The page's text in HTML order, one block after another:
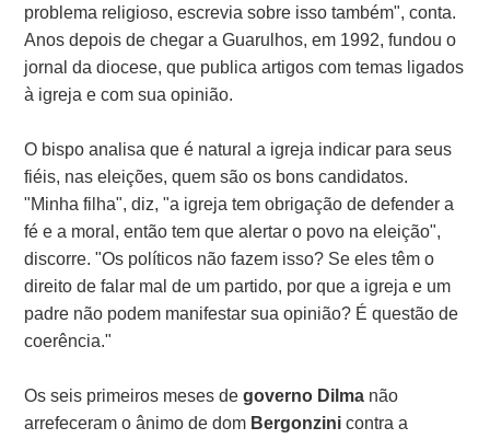
problema religioso, escrevia sobre isso também", conta.
Anos depois de chegar a Guarulhos, em 1992, fundou o
jornal da diocese, que publica artigos com temas ligados
à igreja e com sua opinião.
O bispo analisa que é natural a igreja indicar para seus
fiéis, nas eleições, quem são os bons candidatos.
"Minha filha", diz, "a igreja tem obrigação de defender a
fé e a moral, então tem que alertar o povo na eleição",
discorre. "Os políticos não fazem isso? Se eles têm o
direito de falar mal de um partido, por que a igreja e um
padre não podem manifestar sua opinião? É questão de
coerência."
Os seis primeiros meses degoverno Dilma não
arrefeceram o ânimo de dom Bergonzinicontra a